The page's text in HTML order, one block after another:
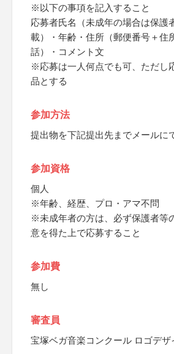
※以下の事項を記入すること
応募者氏名（未成年の場合は保護
載）・年齢・住所（郵便番号＋住
話）・コメント文
※応募は一人何点でも可、ただし
品とする
参加方法
提出物を下記提出先までメールに
参加資格
個人
※年齢、経歴、プロ・アマ不問
※未成年者の方は、必ず保護者等
意を得た上で応募すること
参加費
無し
審査員
宝塚ベガ音楽コンクール ロゴデザ